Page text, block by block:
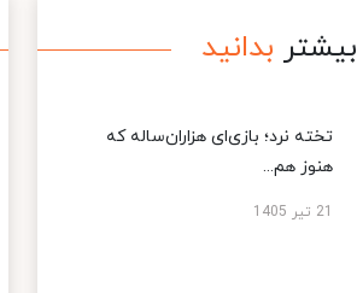
بیشتر بدانید
تخته نرد؛ بازی‌ای هزاران‌ساله که
هنوز هم...
21 تیر 1405